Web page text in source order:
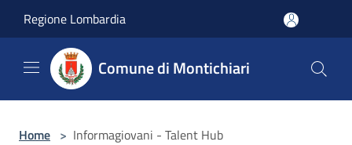
Regione Lombardia
Comune di Montichiari
Home > Informagiovani - Talent Hub